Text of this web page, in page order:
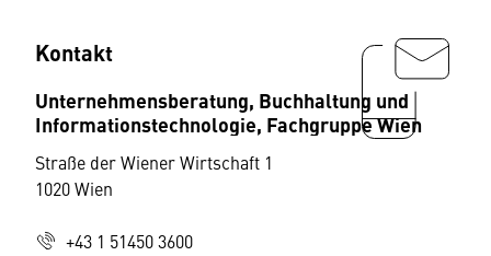
Kontakt
Unternehmensberatung, Buchhaltung und
Informationstechnologie, Fachgruppe Wien
Straße der Wiener Wirtschaft 1
1020 Wien
+43 1 51450 3600